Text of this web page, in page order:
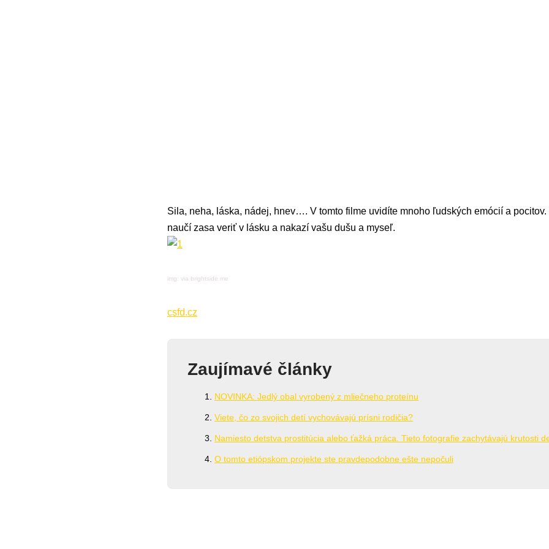
Sila, neha, láska, nádej, hnev…. V tomto filme uvidíte mnoho ľudských emócií a pocitov.
naučí zasa veriť v lásku a nakazí vašu dušu a myseľ.
img: via brightside.me
csfd.cz
Zaujímavé články
NOVINKA: Jedlý obal vyrobený z mliečneho proteínu
Viete, čo zo svojich detí vychovávajú prísni rodičia?
Namiesto detstva prostitúcia alebo ťažká práca. Tieto fotografie zachytávajú krutosti
O tomto etiópskom projekte ste pravdepodobne ešte nepočuli